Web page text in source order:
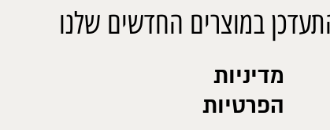
במוצרים החדשים שלנו
מדיניות
הפרטיות